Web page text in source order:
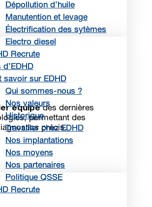
Dépollution d’huile
Manutention et levage
Électrification des sytèmes
Electro diesel
Recrute
savoir sur EDHD
Qui sommes-nous ?
Nos valeurs
Historique
Travailler chez EDHD
Nos implantations
Nos moyens
Nos partenaires
Politique QSSE
Recrute
Dépollution d’huile
Manutention et levage
Électrification des sytèmes
Electro diesel
Recrute
savoir sur EDHD
Qui sommes-nous ?
Nos valeurs
Historique
Travailler chez EDHD
Nos implantations
Nos moyens
Nos partenaires
Politique QSSE
Recrute
équipédes dernières
permettant des
précis.